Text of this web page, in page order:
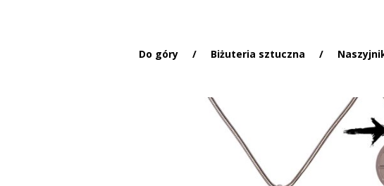
Do góry / Biżuteria sztuczna /